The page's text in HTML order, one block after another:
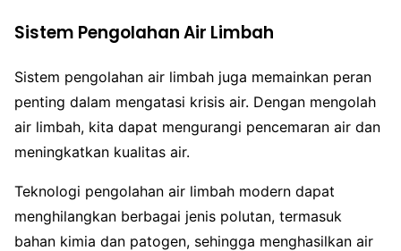
Sistem Pengolahan Air Limbah
Sistem pengolahan air limbah juga memainkan peran
penting dalam mengatasi krisis air. Dengan mengolah
air limbah, kita dapat mengurangi pencemaran air dan
meningkatkan kualitas air.
Teknologi pengolahan air limbah modern dapat
menghilangkan berbagai jenis polutan, termasuk
bahan kimia dan patogen, sehingga menghasilkan air